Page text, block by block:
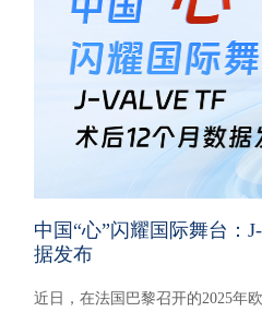
中国“心”闪耀国际舞台：
据发布
近日，在法国巴黎召开的2025年